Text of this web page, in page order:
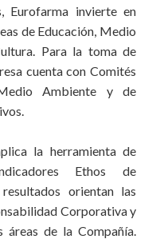
Eurofarma invierte en
de Educación, Medio
Para la toma de
cuenta con Comités
Ambiente y de
la herramienta de
Ethos de
orientan las
Corporativa y
áreas de la Compañía.